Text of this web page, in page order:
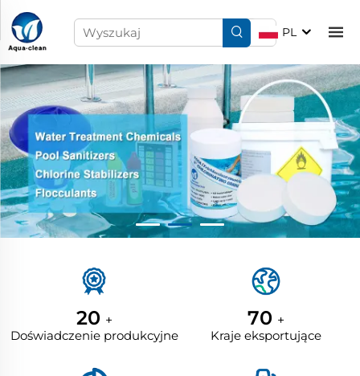
PL
20 +
Doświadczenie produkcyjne
70 +
Kraje eksportujące